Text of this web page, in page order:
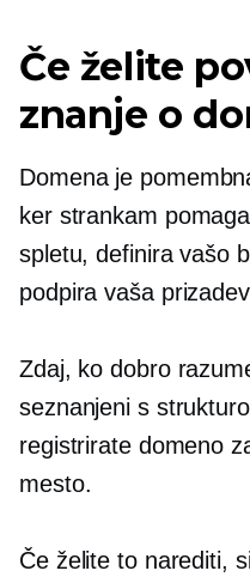
Če želite
znanje o
Domena je
ker strankam
spletu, definira vašo
podpira vaša
Zdaj, ko dobro
seznanjeni s
registrirate domeno
mesto.
Če želite to narediti,